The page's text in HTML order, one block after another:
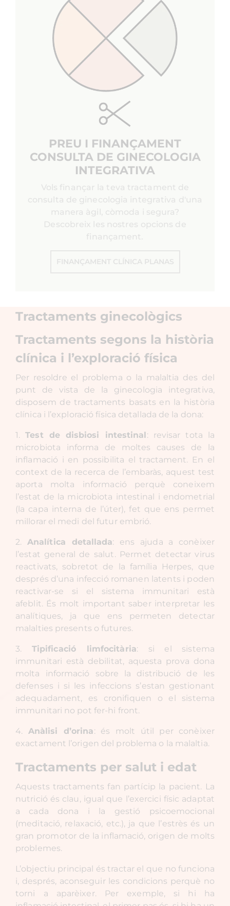
PREU I FINANÇAMENT
CONSULTA DE GINECOLOGIA
INTEGRATIVA
Vols finançar la teva tractament de
consulta de ginecologia integrativa d'una
manera àgil, còmoda i segura?
Descobreix les nostres opcions de
finançament.
FINANÇAMENT CLÍNICA PLANAS
Tractaments ginecològics
Tractaments segons la història
clínica i l’exploració física
Per resoldre el problema o la malaltia des del
punt de vista de la ginecologia integrativa,
disposem de tractaments basats en la història
clínica i l’exploració física detallada de la dona:
1.Test de disbiosi intestinal: revisar tota la
microbiota informa de moltes causes de la
inflamació i en possibilita el tractament. En el
context de la recerca de l’embaràs, aquest test
aporta molta informació perquè coneixem
l’estat de la microbiota intestinal i endometrial
(la capa interna de l’úter), fet que ens permet
millorar el medi del futur embrió.
2. Analítica detallada: ens ajuda a conèixer
l’estat general de salut. Permet detectar virus
reactivats, sobretot de la família Herpes, que
després d’una infecció romanen latents i poden
reactivar-se si el sistema immunitari està
afeblit. És molt important saber interpretar les
analítiques, ja que ens permeten detectar
malalties presents o futures.
3. Tipificació limfocitària: si el sistema
immunitari està debilitat, aquesta prova dona
molta informació sobre la distribució de les
defenses i si les infeccions s’estan gestionant
adequadament, es cronifiquen o el sistema
immunitari no pot fer-hi front.
4. Anàlisi d’orina: és molt útil per conèixer
exactament l’origen del problema o la malaltia.
Tractaments per salut i edat
Aquests tractaments fan partícip la pacient. La
nutrició és clau, igual que l’exercici físic adaptat
a cada dona i la gestió psicoemocional
(meditació, relaxació, etc.), ja que l’estrès és un
gran promotor de la inflamació, origen de molts
problemes.
L’objectiu principal és tractar el que no funciona
i, després, aconseguir les condicions perquè no
torni a aparèixer. Per exemple, si hi ha